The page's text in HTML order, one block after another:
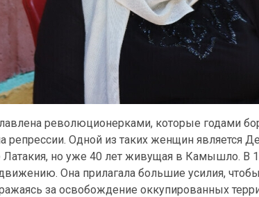
революционерками, которые годами
репрессии. Одной из таких женщин является
но уже 40 лет живущая в Камышло. В
Она прилагала большие усилия,
за освобождение оккупированных